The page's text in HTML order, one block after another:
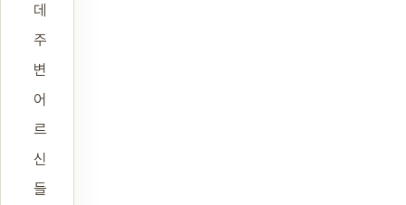
데
주
변
어
르
신
들